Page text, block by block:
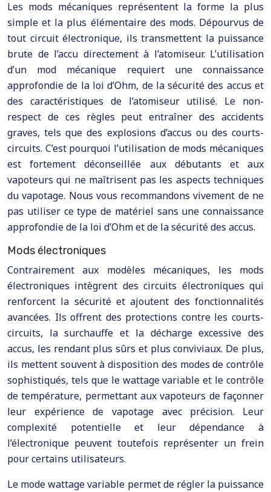
Les mods mécaniques représentent la forme la plus
simple et la plus élémentaire des mods. Dépourvus de
tout circuit électronique, ils transmettent la puissance
brute de l’accu directement à l’atomiseur. L’utilisation
d’un mod mécanique requiert une connaissance
approfondie de la loi d’Ohm, de la sécurité des accus et
des caractéristiques de l’atomiseur utilisé. Le non-
respect de ces règles peut entraîner des accidents
graves, tels que des explosions d’accus ou des courts-
circuits. C’est pourquoi l’utilisation de mods mécaniques
est fortement déconseillée aux débutants et aux
vapoteurs qui ne maîtrisent pas les aspects techniques
du vapotage. Nous vous recommandons vivement de ne
pas utiliser ce type de matériel sans une connaissance
approfondie de la loi d’Ohm et de la sécurité des accus.
Mods électroniques
Contrairement aux modèles mécaniques, les mods
électroniques intègrent des circuits électroniques qui
renforcent la sécurité et ajoutent des fonctionnalités
avancées. Ils offrent des protections contre les courts-
circuits, la surchauffe et la décharge excessive des
accus, les rendant plus sûrs et plus conviviaux. De plus,
ils mettent souvent à disposition des modes de contrôle
sophistiqués, tels que le wattage variable et le contrôle
de température, permettant aux vapoteurs de façonner
leur expérience de vapotage avec précision. Leur
complexité potentielle et leur dépendance à
l’électronique peuvent toutefois représenter un frein
pour certains utilisateurs.
Le mode wattage variable permet de régler la puissance